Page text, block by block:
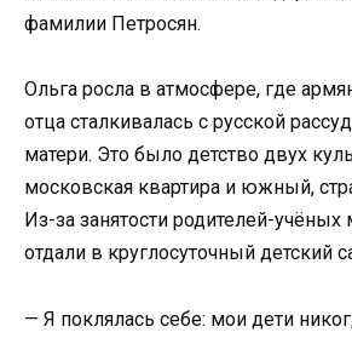
фамилии Петросян.
Ольга росла в атмосфере, где
отца сталкивалась с русской
матери. Это было детство двух
московская квартира и южный,
Из-за занятости родителей-
отдали в круглосуточный детский
— Я поклялась себе: мои дети